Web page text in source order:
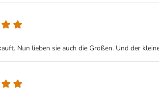
Nun lieben sie auch die Großen. Und der